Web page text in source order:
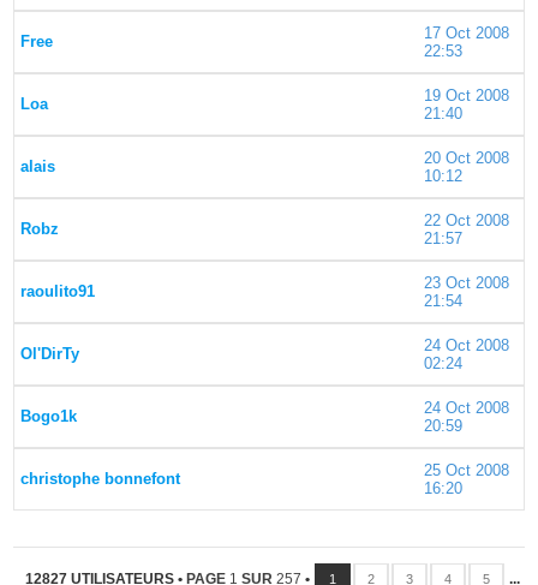
Free
17 Oct 2008
22:53
Loa
19 Oct 2008
21:40
alais
20 Oct 2008
10:12
Robz
22 Oct 2008
21:57
raoulito91
23 Oct 2008
21:54
Ol'DirTy
24 Oct 2008
02:24
Bogo1k
24 Oct 2008
20:59
christophe bonnefont
25 Oct 2008
16:20
12827 UTILISATEURS • PAGE 1 SUR 257 • 1 2 3 4 5 ...